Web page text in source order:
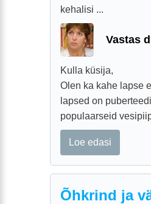
kehalisi ...
Vastas
Kulla küsija,
Olen ka kahe lapse
lapsed on
populaarseid
Loe edasi
Õhkrind ja